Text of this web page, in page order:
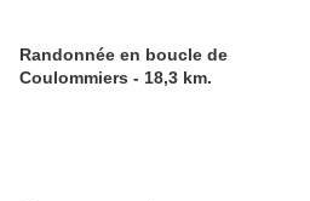
Randonnée en boucle de
Coulommiers - 18,3 km.